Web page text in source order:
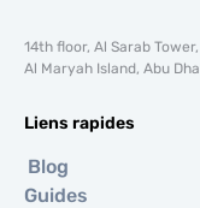
14th floor, Al Sarab
Al Maryah Island, Abu
Liens rapides
Blog
Guides